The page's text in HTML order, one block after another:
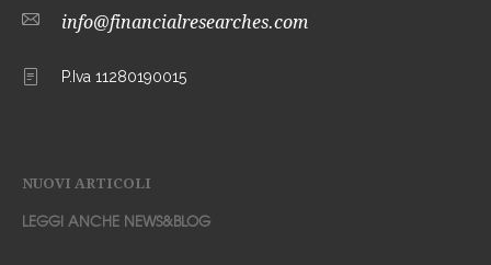
info@financialresearches.com
P.Iva 11280190015
NUOVI ARTICOLI
LEGGI ANCHE NEWS&BLOG